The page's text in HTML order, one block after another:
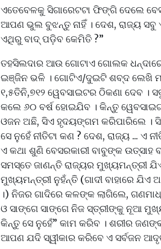
ଏତେବେଳକୁ ସିଗାରେଟଟା ଫିଙ୍ଗି ଦେଲେ
ଆପଣ ଭୁଲ ବୁଝନ୍ତୁ ନାହିଁ । ଦେଶ, ରାଜ୍ୟ
ଏଥିରୁ ବାଦ୍ ପଡ଼ିବ କେମିତି ?”
ତହସିଲଦାର ଆଉ ଗୋଟାଏ ଗୋଲକ
ଇଞ୍ଜିନ ଭଳି । ଗୋଟିଏ/ଦୁଇଟି ଶବ୍ଦ ଲେଖି
୧,୫ତିନି,୭୧୨ ୱେବସାଇଟର ଠିକଣା ଦେବ ।
କଲେ ୬୦ ବର୍ଷ ହୋଇଯିବ । କିନ୍ତୁ
ଓଜନ ଅଛି, ସିଏ ହୃଦୟଙ୍ଗମ କରିପାରିଲେ ।
ସେ ନୁହେଁ ନୀତିଟା କଣ ? ଦେଶ, ରାଜ୍ୟ ... ଏ
ଏ କଥା ଶୁଣି ବେସରକାରୀ ବାବୁଙ୍କ ଉତ୍ସାହ
ସମସ୍ତେ ଜାଣନ୍ତି ରାଜ୍ୟର ମୁଖ୍ୟମନ୍ତ୍ରୀ
ମୁଖ୍ୟମନ୍ତ୍ରୀ ନୁହଁନ୍ତି (ଗାଦୀ ବାହାରେ
।) ନିଜର ଗାଦିରେ କଳଙ୍କ ଲାଗିଲେ,
ଓ ସାଙ୍ଗେ ସାଙ୍ଗେ ନିଜ ସ୍ତ୍ରୀଙ୍କୁ ନୂଆ
କିନ୍ତୁ ସେ ନୁହେଁ” କାମ କରିବ । ଶରୀର
ଆପଣ ଯଦି ସ୍ୱୀକାର କରିବେ ଏ ସର୍ବଜନ